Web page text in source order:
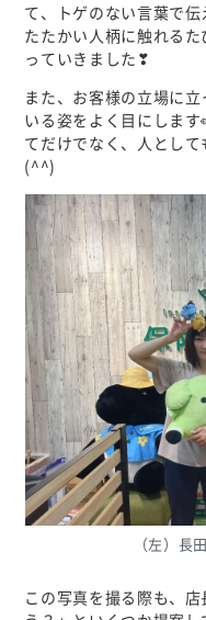
て、トゲのない言葉で
たたかい人柄に触れる
っていきました❣
また、お客様の立場に
いる姿をよく目にしま
てだけでなく、人とし
(^^)
（左）長
この写真を撮る際も、